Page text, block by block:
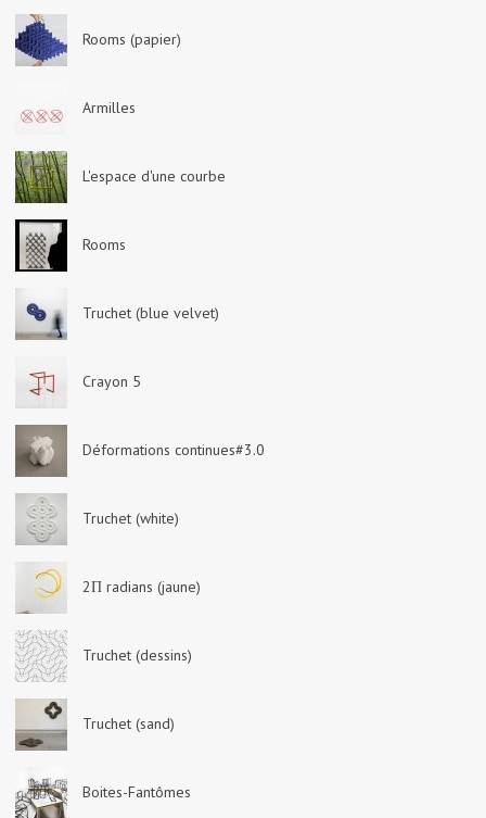
Rooms (papier)
Armilles
L'espace d'une courbe
Rooms
Truchet (blue velvet)
Crayon 5
Déformations continues#3.0
Truchet (white)
2Π radians (jaune)
Truchet (dessins)
Truchet (sand)
Boites-Fantômes